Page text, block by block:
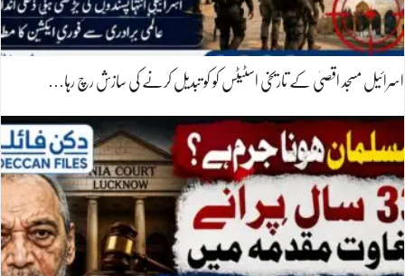
اسرائیل مسجد اقصیٰ کے تاریخی اسٹیٹس کو کو تبدیل کرنے کی سازش رچ رہا…